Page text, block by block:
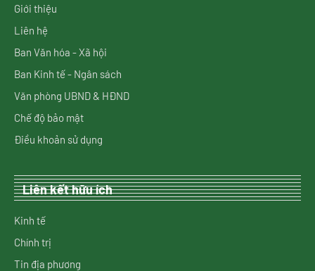
Giới thiệu
Liên hệ
Ban Văn hóa - Xã hội
Ban Kinh tế - Ngân sách
Văn phòng UBND & HĐND
Chế độ bảo mật
Điều khoản sử dụng
Liên kết hữu ích
Kinh tế
Chính trị
Tin địa phương